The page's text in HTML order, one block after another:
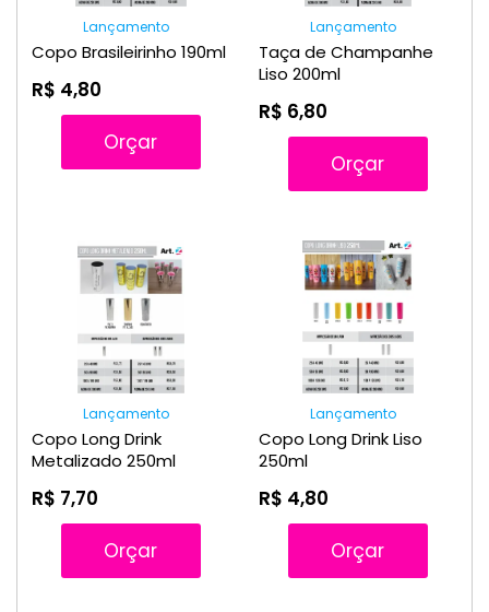
Lançamento
Copo Brasileirinho 190ml
R$ 4,80
Orçar
Lançamento
Taça de Champanhe
Liso 200ml
R$ 6,80
Orçar
Lançamento
Copo Long Drink
Metalizado 250ml
R$ 7,70
Orçar
Lançamento
Copo Long Drink Liso
250ml
R$ 4,80
Orçar